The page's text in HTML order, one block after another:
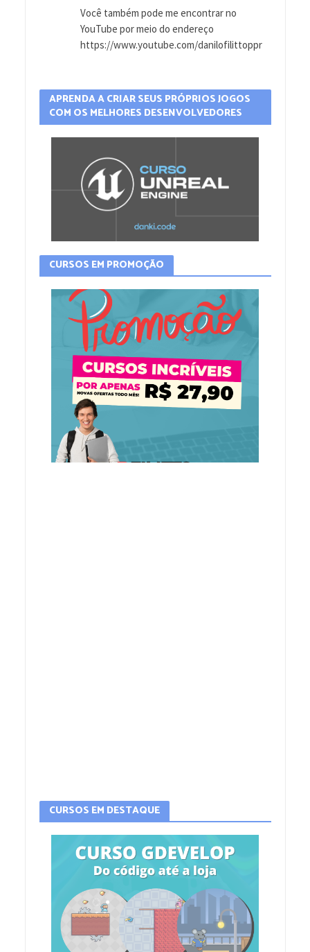
Você também pode me encontrar no
YouTube por meio do endereço
https://www.youtube.com/danilofilittoppr
APRENDA A CRIAR SEUS PRÓPRIOS JOGOS
COM OS MELHORES DESENVOLVEDORES
CURSOS EM PROMOÇÃO
CURSOS EM DESTAQUE